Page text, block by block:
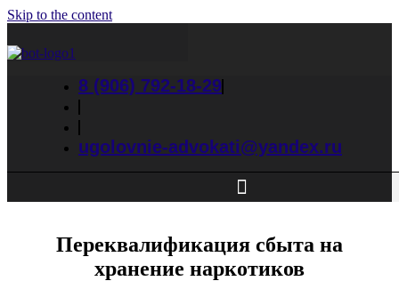
Skip to the content
8 (906) 792-18-29
ugolovnie-advokati@yandex.ru
Переквалификация сбыта на
хранение наркотиков